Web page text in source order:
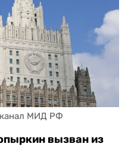
МИД РФ
вызван из